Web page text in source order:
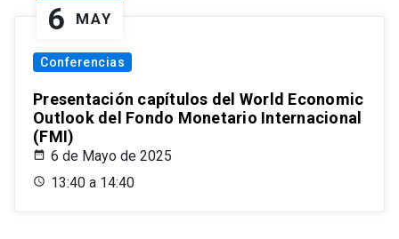
6 MAY
Conferencias
Presentación capítulos del World Economic
Outlook del Fondo Monetario Internacional
(FMI)
6 de Mayo de 2025
13:40 a 14:40